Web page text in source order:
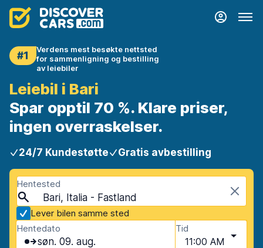
#1
Verdens mest besøkte nettsted
for sammenligning og bestilling
av leiebiler
Leiebil i Bari
Spar opptil 70 %. Klare priser,
ingen overraskelser.
24/7 Kundestøtte Gratis avbestilling
Hentested
Bari, Italia - Fastland
Lever bilen samme sted
Hentedato
søn. 09. aug.
Tid
11:00 AM